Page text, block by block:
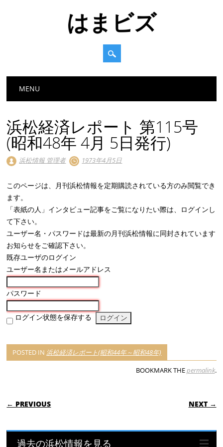
はまビズ
Main menu
MENU
浜松経済レポート 第115号
(昭和48年 4月 5日発行)
浜松情報 管理者 1973年4月5日
このページは、月刊浜松情報を定期購読されている方のみ閲覧でき
ます。
「表紙の人」インタビュー記事をご覧になりたい際は、ログインし
て下さい。
ユーザー名・パスワードは最新の月刊浜松情報に同封されています
お知らせをご確認下さい。
既存ユーザのログイン
ユーザー名またはメールアドレス
パスワード
ログイン状態を保存する
POSTED IN 浜松経済レポート(昭和44年～昭和48年)
BOOKMARK THEpermalink.
POST NAVIGATION
← PREVIOUS NEXT →
過去の浜松情報を見る